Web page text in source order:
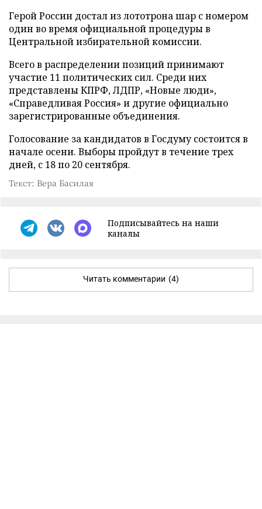
Герой России достал из лототрона шар с номером
один во время официальной процедуры в
Центральной избирательной комиссии.
Всего в распределении позиций принимают
участие 11 политических сил. Среди них
представлены КПРФ, ЛДПР, «Новые люди»,
«Справедливая Россия» и другие официально
зарегистрированные объединения.
Голосование за кандидатов в Госдуму состоится в
начале осени. Выборы пройдут в течение трех
дней, с 18 по 20 сентября.
Текст: Вера Басилая
Подписывайтесь на наши
каналы
Читать комментарии (4)